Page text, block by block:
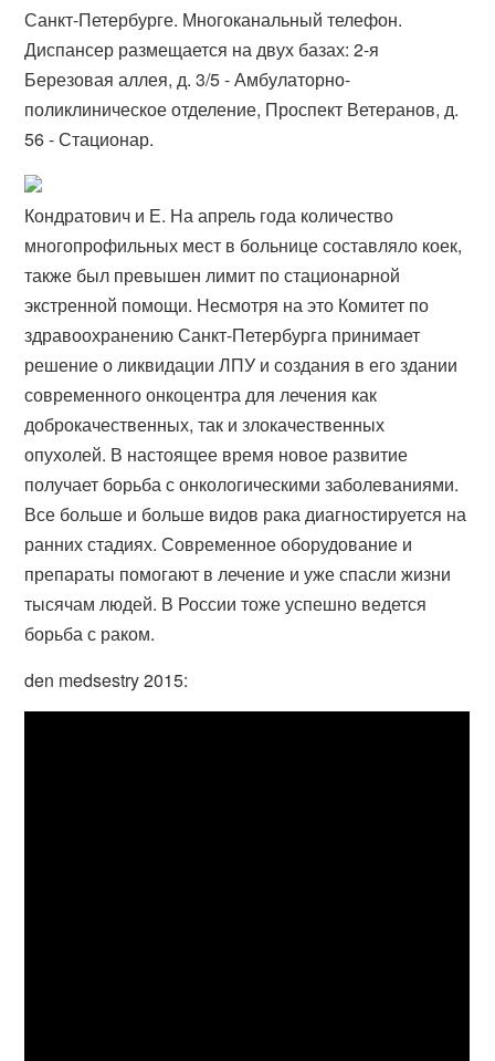
Санкт-Петербурге. Многоканальный телефон.
Диспансер размещается на двух базах: 2-я
Березовая аллея, д. 3/5 - Амбулаторно-
поликлиническое отделение, Проспект Ветеранов, д.
56 - Стационар.
Кондратович и Е. На апрель года количество
многопрофильных мест в больнице составляло коек,
также был превышен лимит по стационарной
экстренной помощи. Несмотря на это Комитет по
здравоохранению Санкт-Петербурга принимает
решение о ликвидации ЛПУ и создания в его здании
современного онкоцентра для лечения как
доброкачественных, так и злокачественных
опухолей. В настоящее время новое развитие
получает борьба с онкологическими заболеваниями.
Все больше и больше видов рака диагностируется на
ранних стадиях. Современное оборудование и
препараты помогают в лечение и уже спасли жизни
тысячам людей. В России тоже успешно ведется
борьба с раком.
den medsestry 2015: